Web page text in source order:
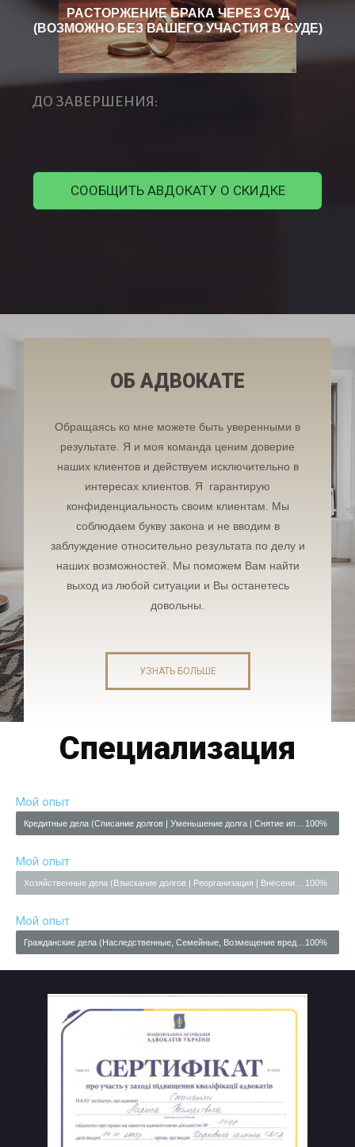
РАСТОРЖЕНИЕ БРАКА ЧЕРЕЗ СУД
(ВОЗМОЖНО БЕЗ ВАШЕГО УЧАСТИЯ В СУДЕ)
ДО ЗАВЕРШЕНИЯ:
СООБЩИТЬ АВДОКАТУ О СКИДКЕ
ОБ АДВОКАТЕ
Обращаясь ко мне можете быть уверенными в
результате. Я и моя команда ценим доверие
наших клиентов и действуем исключительно в
интересах клиентов. Я гарантирую
конфиденциальность своим клиентам. Мы
соблюдаем букву закона и не вводим в
заблуждение относительно результата по делу и
наших возможностей. Мы поможем Вам найти
выход из любой ситуации и Вы останетесь
довольны.
УЗНАТЬ БОЛЬШЕ
Специализация
Мой опыт
100%
Мой опыт
100%
Мой опыт
100%